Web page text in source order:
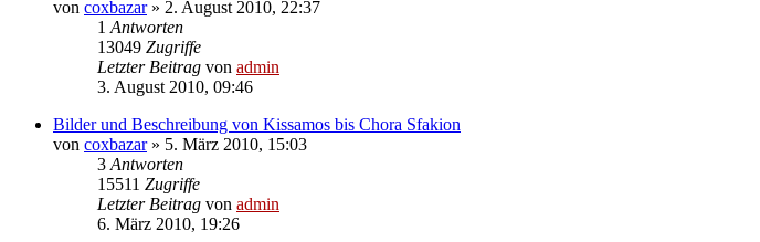
von coxbazar» 2. August 2010, 22:37
1 Antworten
13049 Zugriffe
Letzter Beitrag von admin
3. August 2010, 09:46
Bilder und Beschreibung von Kissamos bis Chora Sfakion
von coxbazar» 5. März 2010, 15:03
3 Antworten
15511 Zugriffe
Letzter Beitrag von admin
6. März 2010, 19:26